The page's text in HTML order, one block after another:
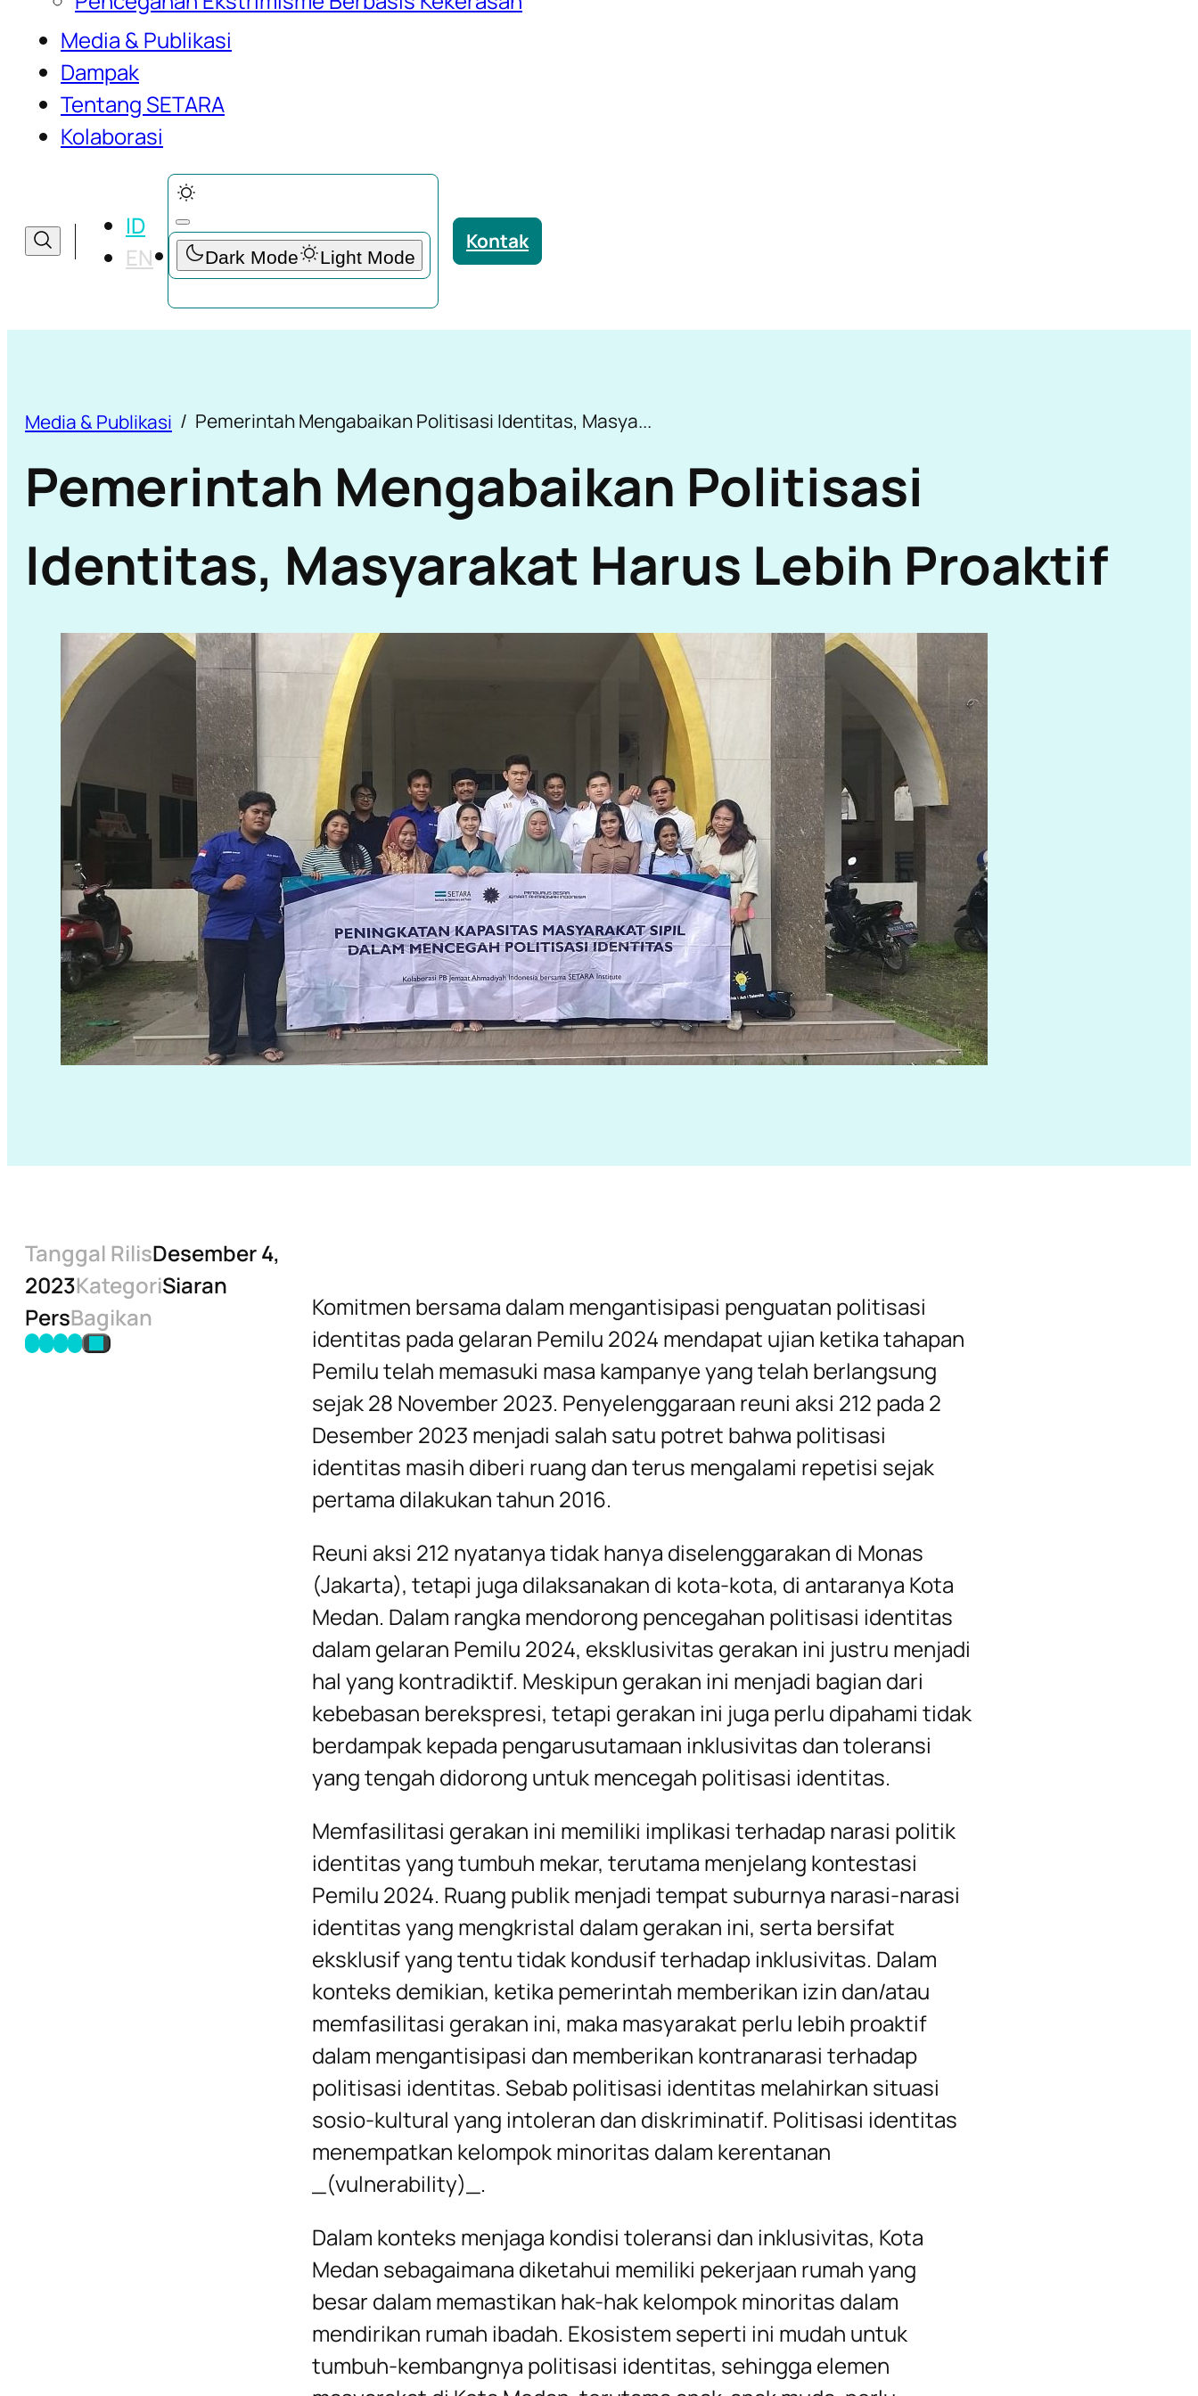
Media & Publikasi
Dampak
Tentang SETARA
Kolaborasi
ID
EN
Kontak
Cari Publikasi Media yang Kamu Butuhkan
Cari
Cari
Media & Publikasi Pemerintah Mengabaikan Politisasi Identitas, Masya...
Pemerintah Mengabaikan Politisasi
Identitas, Masyarakat Harus Lebih Proaktif
Tanggal RilisDesember 4,
2023KategoriSiaran
PersBagikan
Komitmen bersama dalam mengantisipasi penguatan politisasi
identitas pada gelaran Pemilu 2024 mendapat ujian ketika tahapan
Pemilu telah memasuki masa kampanye yang telah berlangsung
sejak 28 November 2023. Penyelenggaraan reuni aksi 212 pada 2
Desember 2023 menjadi salah satu potret bahwa politisasi
identitas masih diberi ruang dan terus mengalami repetisi sejak
pertama dilakukan tahun 2016.
Reuni aksi 212 nyatanya tidak hanya diselenggarakan di Monas
(Jakarta), tetapi juga dilaksanakan di kota-kota, di antaranya Kota
Medan. Dalam rangka mendorong pencegahan politisasi identitas
dalam gelaran Pemilu 2024, eksklusivitas gerakan ini justru menjadi
hal yang kontradiktif. Meskipun gerakan ini menjadi bagian dari
kebebasan berekspresi, tetapi gerakan ini juga perlu dipahami tidak
berdampak kepada pengarusutamaan inklusivitas dan toleransi
yang tengah didorong untuk mencegah politisasi identitas.
Memfasilitasi gerakan ini memiliki implikasi terhadap narasi politik
identitas yang tumbuh mekar, terutama menjelang kontestasi
Pemilu 2024. Ruang publik menjadi tempat suburnya narasi-narasi
identitas yang mengkristal dalam gerakan ini, serta bersifat
eksklusif yang tentu tidak kondusif terhadap inklusivitas. Dalam
konteks demikian, ketika pemerintah memberikan izin dan/atau
memfasilitasi gerakan ini, maka masyarakat perlu lebih proaktif
dalam mengantisipasi dan memberikan kontranarasi terhadap
politisasi identitas. Sebab politisasi identitas melahirkan situasi
sosio-kultural yang intoleran dan diskriminatif. Politisasi identitas
menempatkan kelompok minoritas dalam kerentanan
_(vulnerability)_.
Dalam konteks menjaga kondisi toleransi dan inklusivitas, Kota
Medan sebagaimana diketahui memiliki pekerjaan rumah yang
besar dalam memastikan hak-hak kelompok minoritas dalam
mendirikan rumah ibadah. Ekosistem seperti ini mudah untuk
tumbuh-kembangnya politisasi identitas, sehingga elemen